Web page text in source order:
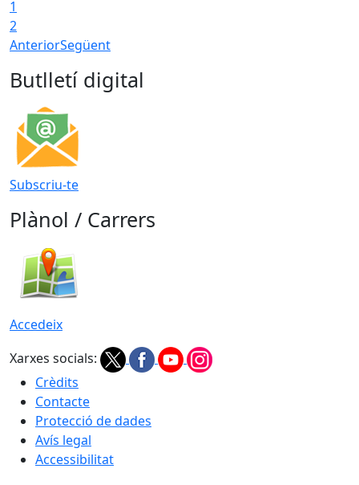
1
2
AnteriorSegüent
Butlletí digital
Subscriu-te
Plànol / Carrers
Accedeix
Xarxes socials:
Crèdits
Contacte
Protecció de dades
Avís legal
Accessibilitat